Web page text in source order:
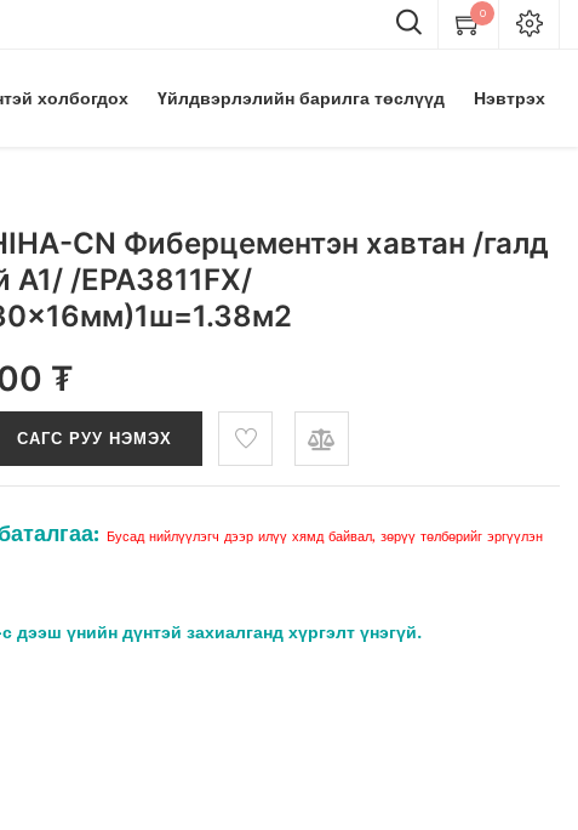
0
холбогдох Үйлдвэрлэлийн барилга төслүүд Нэвтрэх
CN Фиберцементэн хавтан /галд
A1/ /EPA3811FX/
₮
САГС РУУ НЭМЭХ
Бусад нийлүүлэгч дээр илүү хямд байвал, зөрүү төлбөрийг эргүүлэн
дээш үнийн дүнтэй захиалганд хүргэлт үнэгүй.